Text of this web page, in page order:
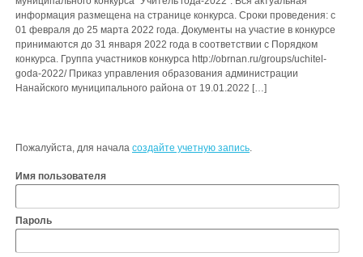
информация размещена на странице конкурса. Сроки проведения: с
01 февраля до 25 марта 2022 года. Документы на участие в конкурсе
принимаются до 31 января 2022 года в соответствии с Порядком
конкурса. Группа участников конкурса http://obrnan.ru/groups/uchitel-
goda-2022/ Приказ управления образования администрации
Нанайского муниципального района от 19.01.2022 […]
Пожалуйста, для начала создайте учетную запись.
Имя пользователя
Пароль